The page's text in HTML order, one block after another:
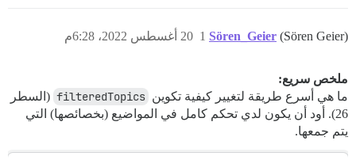
Sören_Geier (Sören Geier) 20 أغسطس 2022، 6:28م 1
ملخص سريع:
ما هي أسرع طريقة لتغيير كيفية تكوين filteredTopics (السطر
26). أود أن يكون لدي تحكم كامل في المواضيع (بخصائصها) التي
يتم جمعها.